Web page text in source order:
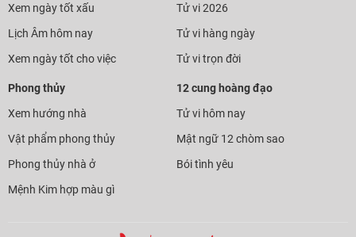
Xem ngày tốt xấu
Lịch Âm hôm nay
Xem ngày tốt cho việc
Tử vi 2026
Tử vi hàng ngày
Tử vi trọn đời
Phong thủy
Xem hướng nhà
Vật phẩm phong thủy
Phong thủy nhà ở
Mệnh Kim hợp màu gì
12 cung hoàng đạo
Tử vi hôm nay
Mật ngữ 12 chòm sao
Bói tình yêu